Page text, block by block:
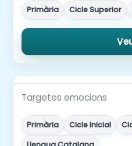
Primària Cicle Superior
Targetes emocions
Primària Cicle Inicial